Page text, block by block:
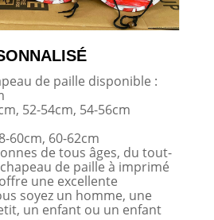
de paille disponible :
52-54cm, 54-56cm
60cm, 60-62cm
de tous âges, du tout-
de paille à imprimé
une excellente
soyez un homme, une
un enfant ou un enfant